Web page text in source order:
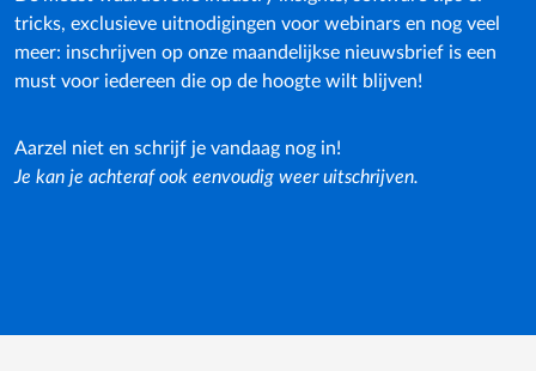
tricks, exclusieve uitnodigingen voor webinars en nog veel
meer: inschrijven op onze maandelijkse nieuwsbrief is een
must voor iedereen die op de hoogte wilt blijven!
Aarzel niet en schrijf je vandaag nog in!
Je kan je achteraf ook eenvoudig weer uitschrijven.